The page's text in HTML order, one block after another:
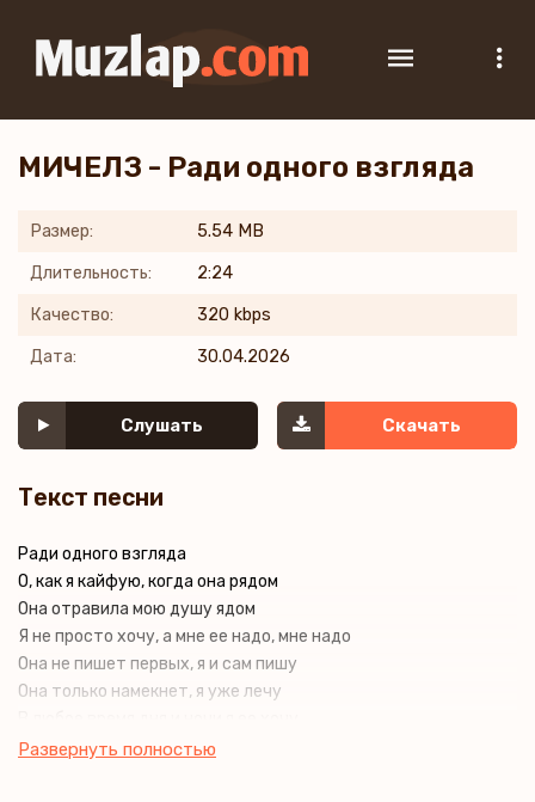
МИЧЕЛЗ - Ради одного взгляда
Размер: 5.54 MB
Длительность: 2:24
Качество: 320 kbps
Дата: 30.04.2026
Слушать Скачать
Текст песни
Ради одного взгляда
О, как я кайфую, когда она рядом
Она отравила мою душу ядом
Я не просто хочу, а мне ее надо, мне надо
Она не пишет первых, я и сам пишу
Она только намекнет, я уже лечу
Дьяволу душу продам за ее красоту
Развернуть полностью